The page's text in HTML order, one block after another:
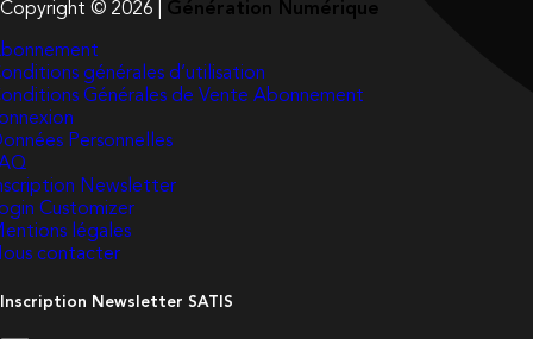
Copyright © 2026 | Génération Numérique
générales d’utilisation
Générales de Vente Abonnement
Personnelles
Newsletter
Customizer
légales
contacter
Inscription Newsletter SATIS